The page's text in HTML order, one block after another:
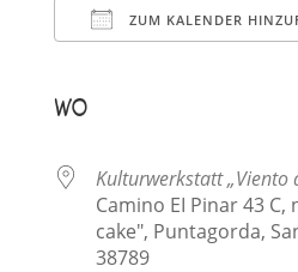
ZUM KALENDER
WO
Kulturwerkstatt „Viento
Camino EI Pinar 43 C,
cake", Puntagorda,
38789